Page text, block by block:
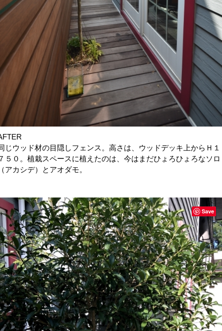
じウッド材の目隠しフェンス。高さは、ウッドデッキ上からＨ１
５０。植栽スペースに植えたのは、今はまだひょろひょろなソロ
アカシデ）とアオダモ。
Save